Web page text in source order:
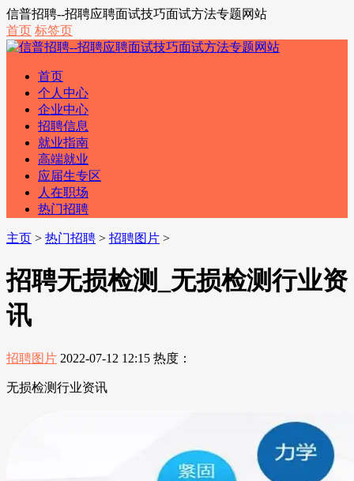
信普招聘--招聘应聘面试技巧面试方法专题网站
首页 标签页
首页
个人中心
企业中心
招聘信息
就业指南
高端就业
应届生专区
人在职场
热门招聘
主页 > 热门招聘 > 招聘图片 >
招聘无损检测_无损检测行业资
讯
招聘图片 2022-07-12 12:15 热度：
无损检测行业资讯